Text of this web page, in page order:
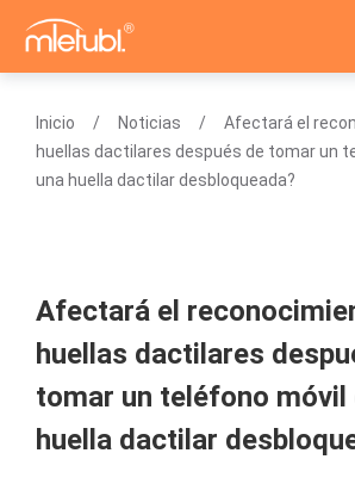
Inicio Noticias
Afectará el
huellas dactilares después de tomar un
una huella dactilar desbloqueada?
Afectará el
huellas dactilares
tomar un teléfono móvil
huella dactilar